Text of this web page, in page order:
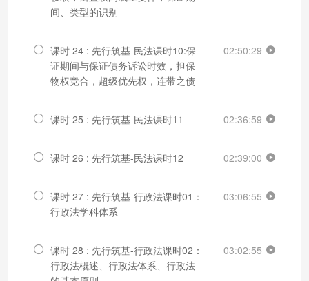
间、类型的识别
课时 24 : 先行筑基-民法课时10:保
证期间与保证债务诉讼时效，担保
物权竞合，超级优先权，连带之债
02:50:29
课时 25 : 先行筑基-民法课时11 02:36:59
课时 26 : 先行筑基-民法课时12 02:39:00
课时 27 : 先行筑基-行政法课时01：
行政法学科体系
03:06:55
课时 28 : 先行筑基-行政法课时02：
行政法概述、行政法体系、行政法
03:02:55